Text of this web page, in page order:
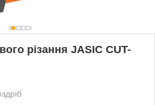
різання JASIC CUT-